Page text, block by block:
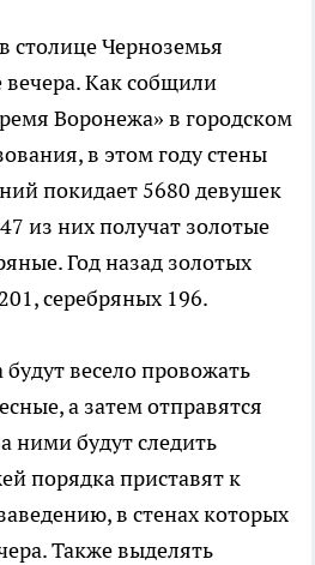
столице Черноземья
Как собщили
Воронежа» в городском
в этом году стены
покидает 5680 девушек
из них получат золотые
Год назад золотых
серебряных 196.
весело провожать
а затем отправятся
ними будут следить
порядка приставят к
в стенах которых
Также выделять